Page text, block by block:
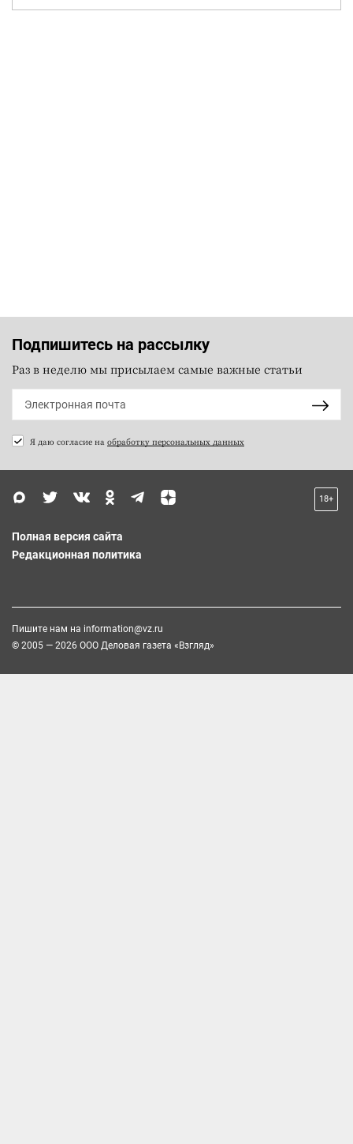
Подпишитесь на рассылку
Раз в неделю мы присылаем самые важные статьи
Я даю согласие на обработку персональных данных
18+
Полная версия сайта
Редакционная политика
Пишите нам на information@vz.ru
© 2005 — 2026 ООО Деловая газета «Взгляд»